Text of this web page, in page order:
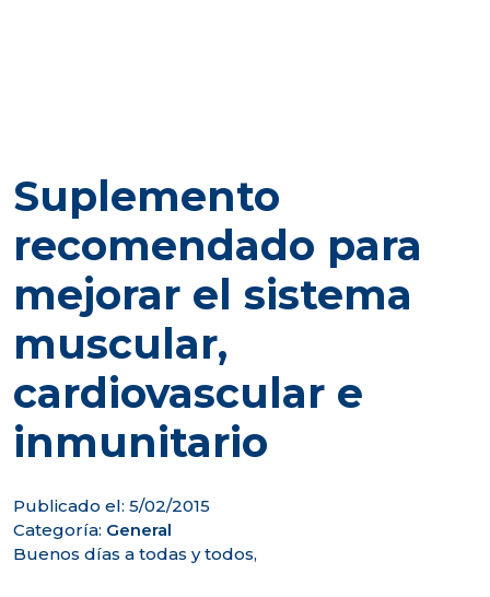
Suplemento
recomendado para
mejorar el sistema
muscular,
cardiovascular e
inmunitario
Publicado el: 5/02/2015
Categoría: General
Buenos días a todas y todos,